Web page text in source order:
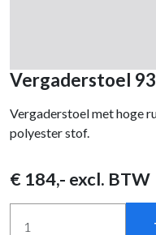
Vergaderstoel
Vergaderstoel met hoge
polyester stof.
€ 184,- excl. BTW